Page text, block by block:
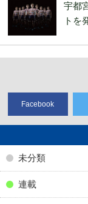
宇都
トを
Facebook
未分類
連載